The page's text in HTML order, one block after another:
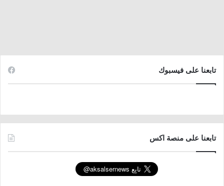
تابعنا على فيسبوك
تابعنا على منصة اكس